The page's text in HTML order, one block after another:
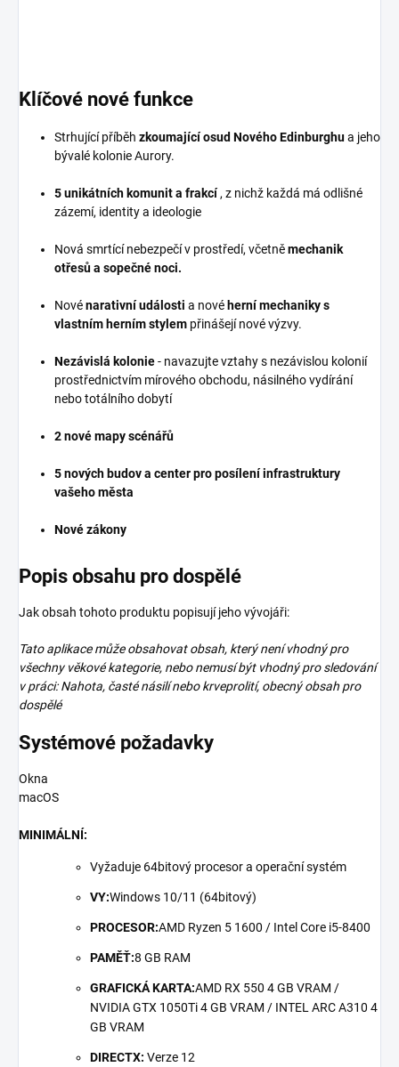
Klíčové nové funkce
Strhující příběh zkoumající osud Nového Edinburghua jeho
bývalé kolonie Aurory.
5 unikátních komunit a frakcí, z nichž každá má odlišné
zázemí, identity a ideologie
Nová smrtící nebezpečí v prostředí, včetněmechanik
otřesů a sopečné noci.
Novénarativní události a nové herní mechaniky s
vlastním herním stylem přinášejí nové výzvy.
Nezávislá kolonie- navazujte vztahy s nezávislou kolonií
prostřednictvím mírového obchodu, násilného vydírání
nebo totálního dobytí
2 nové mapy scénářů
5 nových budov a center pro posílení infrastruktury
vašeho města
Nové zákony
Popis obsahu pro dospělé
Jak obsah tohoto produktu popisují jeho vývojáři:
Tato aplikace může obsahovat obsah, který není vhodný pro
všechny věkové kategorie, nebo nemusí být vhodný pro sledování
v práci: Nahota, časté násilí nebo krveprolití, obecný obsah pro
dospělé
Systémové požadavky
Okna
macOS
MINIMÁLNÍ:
Vyžaduje 64bitový procesor a operační systém
VY:Windows 10/11 (64bitový)
PROCESOR:AMD Ryzen 5 1600 / Intel Core i5-8400
PAMĚŤ:8 GB RAM
GRAFICKÁ KARTA:AMD RX 550 4 GB VRAM /
NVIDIA GTX 1050Ti 4 GB VRAM / INTEL ARC A310 4
GB VRAM
DIRECTX: Verze 12